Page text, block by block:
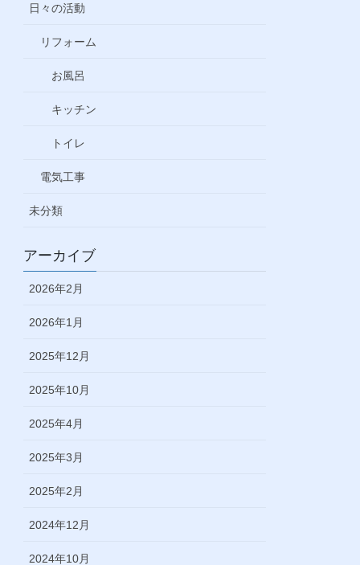
日々の活動
リフォーム
お風呂
キッチン
トイレ
電気工事
未分類
アーカイブ
2026年2月
2026年1月
2025年12月
2025年10月
2025年4月
2025年3月
2025年2月
2024年12月
2024年10月